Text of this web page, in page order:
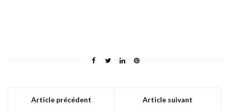
Article précédent Article suivant